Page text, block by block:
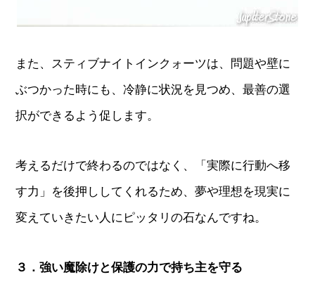
また、スティブナイトインクォーツは、問題や壁に
ぶつかった時にも、冷静に状況を見つめ、最善の選
択ができるよう促します。
考えるだけで終わるのではなく、「実際に行動へ移
す力」を後押ししてくれるため、夢や理想を現実に
変えていきたい人にピッタリの石なんですね。
３．強い魔除けと保護の力で持ち主を守る